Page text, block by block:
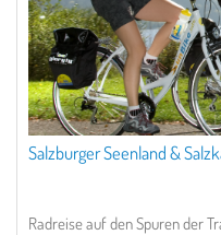
Salzburger Seenland &
Radreise auf den Spuren der